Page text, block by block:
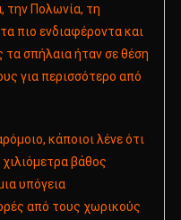
την Πολωνία, τη
πιο ενδιαφέροντα και
σπήλαια ήταν σε θέση
για περισσότερο από
κάποιοι λένε ότι
βάθος
υπόγεια
από τους χωρικούς